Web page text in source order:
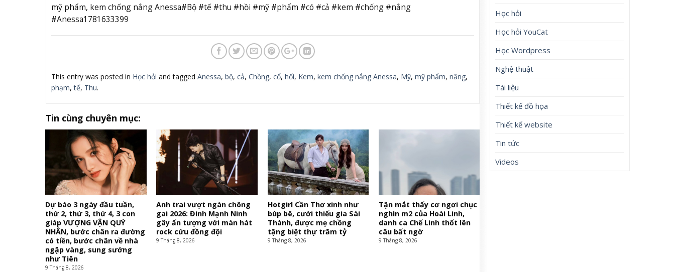
mỹ phẩm, kem chống nắng Anessa#Bộ #tế #thu #hồi #mỹ #phẩm #có #cả #kem #chống #nắng
#Anessa1781633399
This entry was posted in Học hỏi and tagged Anessa, bộ, cả, Chồng, cổ, hối, Kem, kem chống nắng Anessa, Mỹ, mỹ phẩm, năng,
phạm,tế, Thu.
Tin cùng chuyên mục:
Dự báo 3 ngày đầu tuần,
thứ 2, thứ 3, thứ 4, 3 con
giáp VƯỢNG VẬN QUÝ
NHÂN, bước chân ra đường
có tiền, bước chân về nhà
ngập vàng, sung sướng
như Tiên
9 Tháng 8, 2026
Anh trai vượt ngàn chông
gai 2026: Đinh Mạnh Ninh
gây ấn tượng với màn hát
rock cứu đồng đội
9 Tháng 8, 2026
Hotgirl Cần Thơ xinh như
búp bê, cưới thiếu gia Sài
Thành, được mẹ chồng
tặng biệt thự trăm tỷ
9 Tháng 8, 2026
Tận mắt thấy cơ ngơi chục
nghìn m2 của Hoài Linh,
danh ca Chế Linh thốt lên
câu bất ngờ
9 Tháng 8, 2026
Học hỏi
Học hỏi YouCat
Học Wordpress
Nghệ thuật
Tài liệu
Thiết kế đồ họa
Thiết kế website
Tin tức
Videos